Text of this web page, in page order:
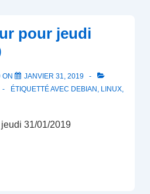
pour jeudi
ON
JANVIER 31, 2019
ÉTIQUETTÉ AVEC DEBIAN , LINUX,
31/01/2019